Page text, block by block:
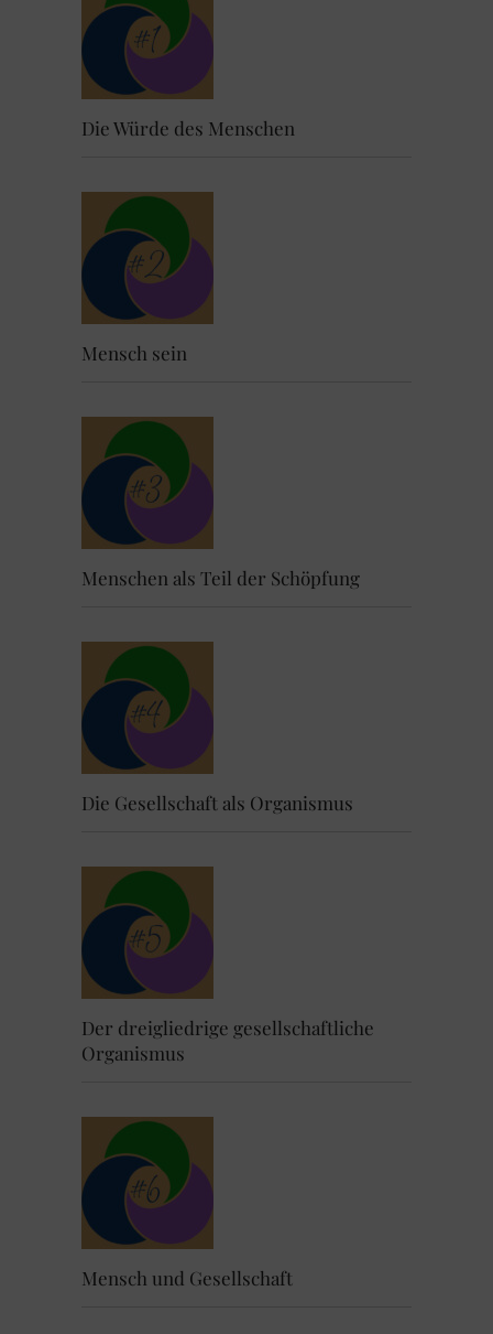
Die Würde des Menschen
Mensch sein
Menschen als Teil der Schöpfung
Die Gesellschaft als Organismus
Der dreigliedrige gesellschaftliche
Organismus
Mensch und Gesellschaft